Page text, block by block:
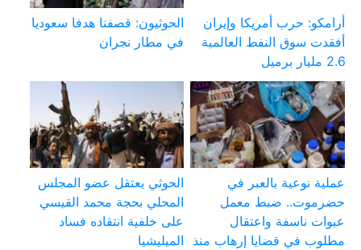
أرامكو: حرب أمريكا وإيران
أفقدت سوق النفط العالمية
2.6 مليار برميل
الحوثيون: قصفنا هدفا سعوديا
في مطار نجران
عملية نوعية بالعبر في
حضرموت.. ضبط معمل
عبوات ناسفة واعتقال
مطلوب في قضايا إرهاب منذ
الحوثي يعتقل عضو المجلس
المحلي بحجة محمد القيسي
على خلفية انتقاده فساد
الميليشيا